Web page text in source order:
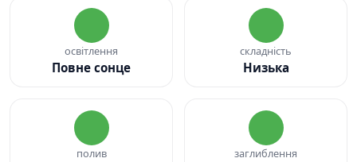
освітлення
Повне сонце
складність
Низька
полив заглиблення